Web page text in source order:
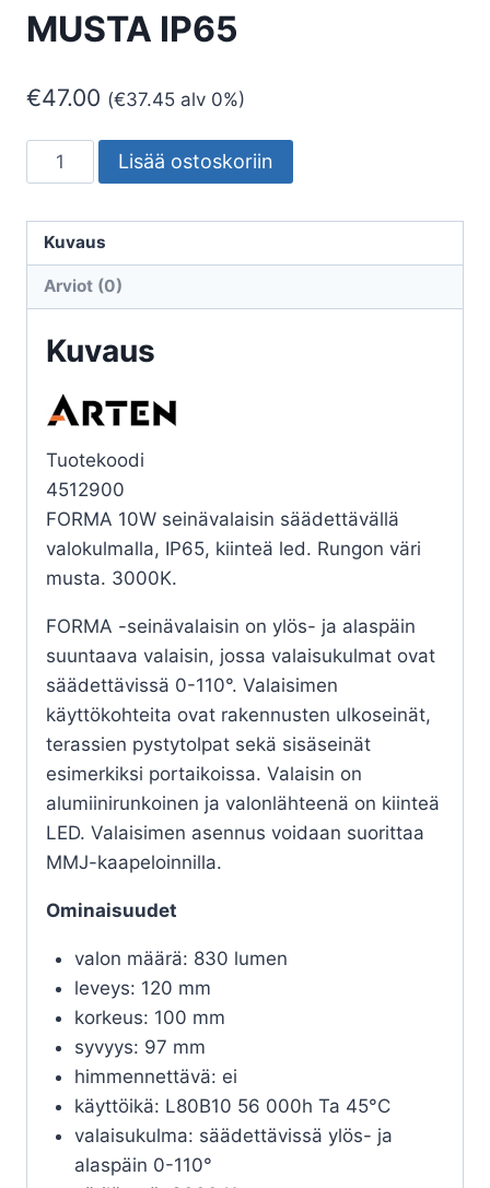
MUSTA IP65
€47.00 (€37.45 alv 0%)
SEINÄVALAISIN
ULKO
10W
3000K
määrä
Lisää ostoskoriin
Kuvaus
Arviot (0)
Kuvaus
Tuotekoodi
4512900
FORMA 10W seinävalaisin säädettävällä
valokulmalla, IP65, kiinteä led. Rungon väri
musta. 3000K.
FORMA -seinävalaisin on ylös- ja alaspäin
suuntaava valaisin, jossa valaisukulmat ovat
säädettävissä 0-110°. Valaisimen
käyttökohteita ovat rakennusten ulkoseinät,
terassien pystytolpat sekä sisäseinät
esimerkiksi portaikoissa. Valaisin on
alumiinirunkoinen ja valonlähteenä on kiinteä
LED. Valaisimen asennus voidaan suorittaa
MMJ-kaapeloinnilla.
Ominaisuudet
valon määrä: 830 lumen
leveys: 120 mm
korkeus: 100 mm
syvyys: 97 mm
himmennettävä: ei
käyttöikä: L80B10 56 000h Ta 45°C
valaisukulma: säädettävissä ylös- ja
alaspäin 0-110°